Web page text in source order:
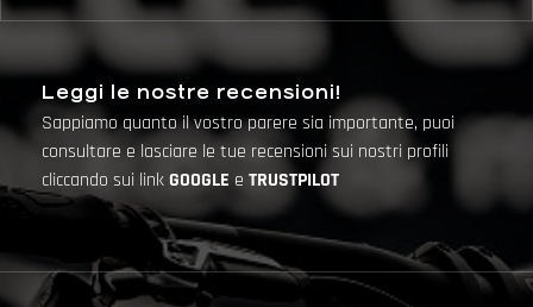
Leggi le nostre recensioni!
Sappiamo quanto il vostro parere sia importante, puoi
consultare e lasciare le tue recensioni sui nostri profili
cliccando sui linkGOOGLE e TRUSTPILOT